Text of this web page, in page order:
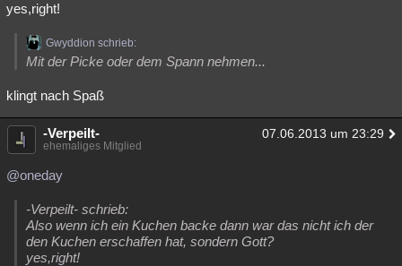
yes,right!
Gwyddion schrieb:
Mit der Picke oder dem Spann nehmen...
klingt nach Spaß
-Verpeilt- 07.06.2013 um 23:29
ehemaliges Mitglied
@oneday
-Verpeilt- schrieb:
Also wenn ich ein Kuchen backe dann war das nicht ich der
den Kuchen erschaffen hat, sondern Gott?
yes,right!